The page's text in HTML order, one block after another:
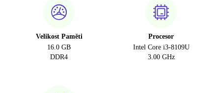
Velikost Paměti
16.0 GB
DDR4
Procesor
Intel Core i3-8109U
3.00 GHz